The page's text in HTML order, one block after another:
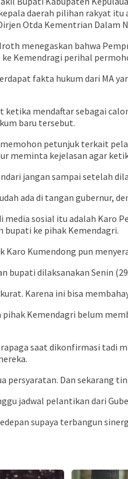
daerah pilihan rakyat
Otda Kementrian
menegaskan bahwa
Kemendragi perihal
fakta hukum dari MA
mendaftar sebagai
baru tersebut.
petunjuk terkait
meminta kejelasan agar
jangan sampai setelah
ada di tangan gubernur,
sosial itu adalah Karo
bupati ke pihak Kemendagri.
Karo Kumendong pun
bupati dilaksanakan Senin
Karena ini bisa
Kemendagri belum
saat dikonfirmasi tadi
persyaratan. Dan sekarang
jadwal pelantikan dari
supaya terbangun